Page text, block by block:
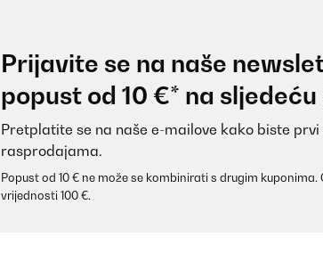
Prijavite se na naše
popust od 10 €* na
Pretplatite se na naše e-mailove kako biste
rasprodajama.
Popust od 10 € ne može se kombinirati s drugim
vrijednosti 100 €.